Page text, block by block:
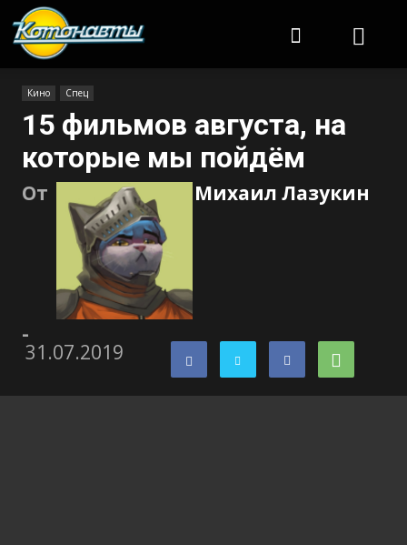
Кино Спец
15 фильмов августа, на
которые мы пойдём
От Михаил Лазукин
-
31.07.2019